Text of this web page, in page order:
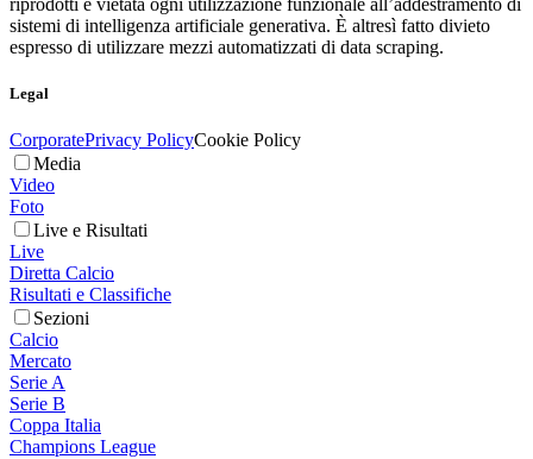
riprodotti è vietata ogni utilizzazione funzionale all’addestramento di
sistemi di intelligenza artificiale generativa. È altresì fatto divieto
espresso di utilizzare mezzi automatizzati di data scraping.
Legal
CorporatePrivacy PolicyCookie Policy
Media
Video
Foto
Live e Risultati
Live
Diretta Calcio
Risultati e Classifiche
Sezioni
Calcio
Mercato
Serie A
Serie B
Coppa Italia
Champions League